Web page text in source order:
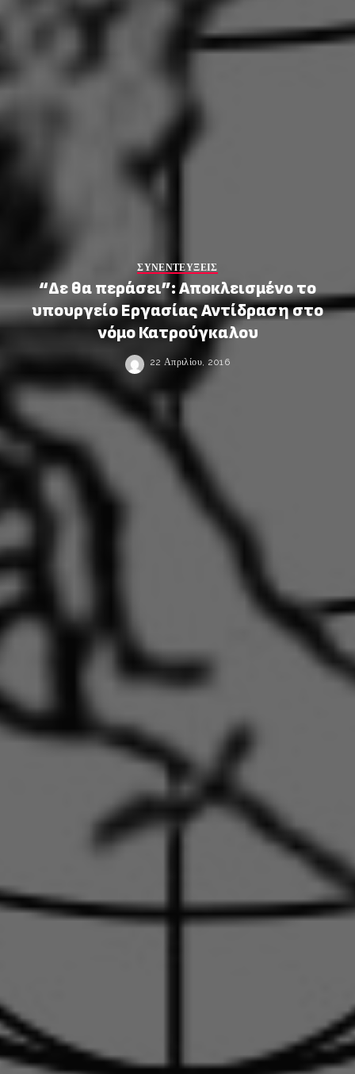
ΣΥΝΕΝΤΕΥΞΕΙΣ
“Δε θα περάσει”: Αποκλεισμένο το
υπουργείο Εργασίας Αντίδραση στο
νόμο Κατρούγκαλου
22 Απριλίου, 2016